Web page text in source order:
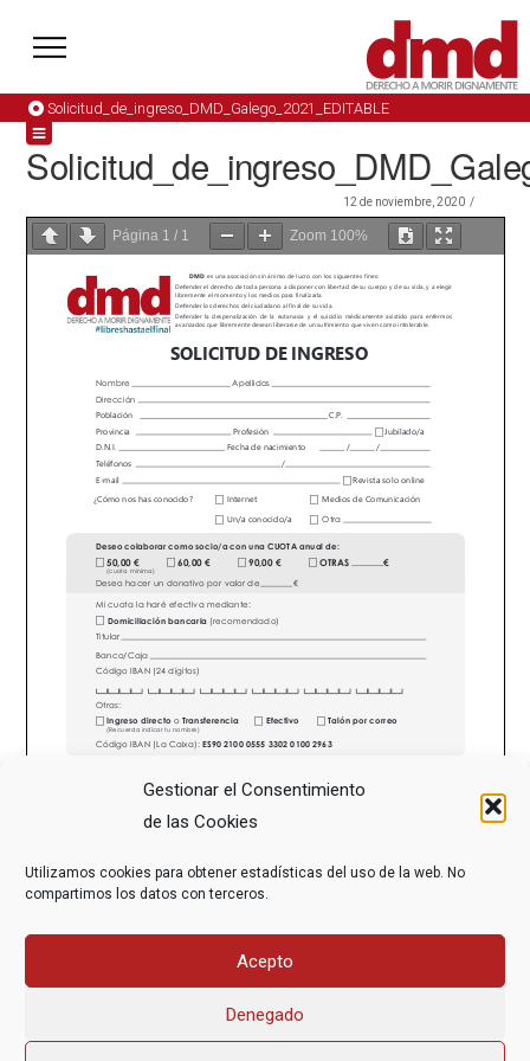
Gestionar el Consentimiento
de las Cookies
Utilizamos cookies para obtener estadísticas del uso de la web. No
compartimos los datos con terceros.
Acepto
Denegado
Solicitud_de_ingreso_DMD_Galego_2021_EDITABLE
12 de noviembre, 2020
Página 1 / 1 Zoom 100%